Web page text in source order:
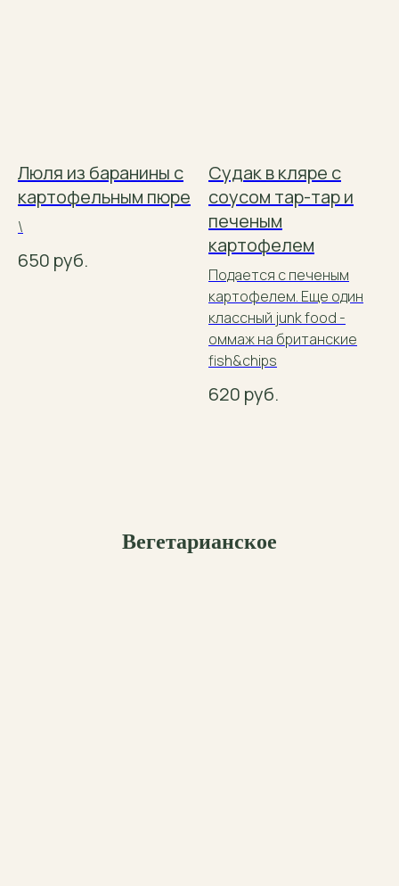
Люля из баранины с
картофельным пюре
\
650 руб.
Судак в кляре с
соусом тар-тар и
печеным
картофелем
Подается с печеным
картофелем. Еще один
классный junk food -
оммаж на британские
fish&chips
620 руб.
Вегетарианское